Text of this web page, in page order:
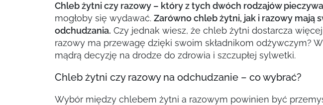
Chleb żytni czy razowy – który z tych dwóch rodzajów
mogłoby się wydawać. Zarówno chleb żytni, jak i razowy mają
odchudzania. Czy jednak wiesz, że chleb żytni dostarcza
razowy ma przewagę dzięki swoim składnikom odżywczym?
mądrą decyzję na drodze do zdrowia i szczupłej sylwetki.
Chleb żytni czy razowy na odchudzanie – co wybrać?
Wybór między chlebem żytni a razowym powinien być